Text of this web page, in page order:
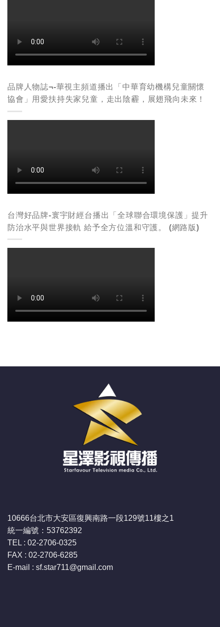
品牌人物誌¬-華視主頻道播出「中華育幼機構兒童關懷
協會」用愛扶持失家兒童，走出陰霾，展翅飛向未來！
台灣好品牌-寰宇財經台播出「全球聯合環境保護」提升
防治水平與世界接軌 給予全方位溫和守護。 (網路版)
10666台北市大安區復興南路一段129號11樓之1
統一編號：53762392
TEL : 02-2706-0325
FAX : 02-2706-6285
E-mail : sf.star711@gmail.com